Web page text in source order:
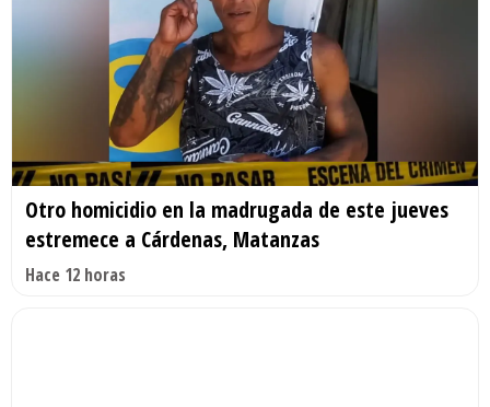
Otro homicidio en la madrugada de este jueves
estremece a Cárdenas, Matanzas
Hace 12 horas